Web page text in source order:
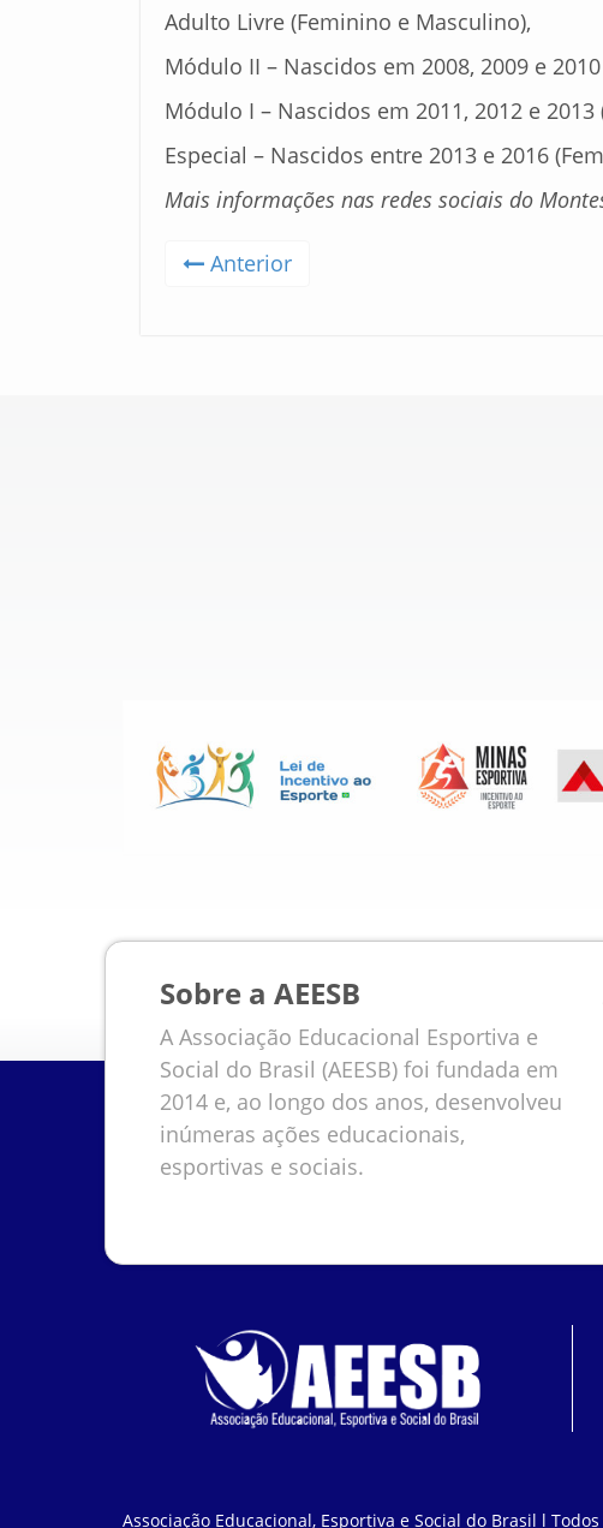
Adulto Livre (Feminino e Masculino),
Módulo II – Nascidos em 2008, 2009 e
Módulo I – Nascidos em 2011, 2012 e 2013
Especial – Nascidos entre 2013 e 2016
Mais informações nas redes sociais do
Anterior
Sobre a AEESB
A Associação Educacional Esportiva e
Social do Brasil (AEESB) foi fundada em
2014 e, ao longo dos anos, desenvolveu
inúmeras ações educacionais,
esportivas e sociais.
Associação Educacional, Esportiva e Social do Brasil l